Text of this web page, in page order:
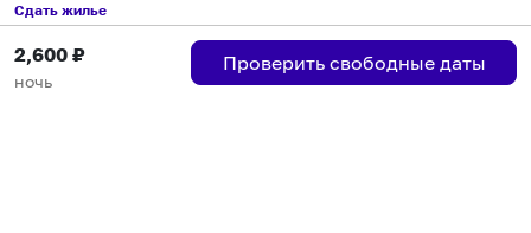
2,600 ₽
ночь
Проверить свободные даты
Сдать жилье
Пользовательское соглашение
Правила публикации объявлений